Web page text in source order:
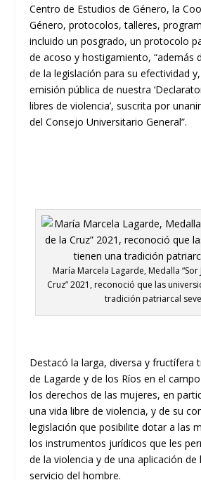
Centro de Estudios de Género, la
Género, protocolos, talleres,
incluido un posgrado, un protocolo
de acoso y hostigamiento, “además
de la legislación para su efectividad y,
emisión pública de nuestra‘
libres de violencia’, suscrita por
del Consejo Universitario General”.
María Marcela Lagarde, Medalla “Sor
Cruz” 2021, reconoció que las
tradición patriarcal
Destacó la larga, diversa y fructífera
de Lagarde y de los Ríos en el
los derechos de las mujeres, en
una vida libre de violencia, y de su
legislación que posibilite dotar a las
losinstrumentos jurídicos que les
de la violencia y de una aplicación de
servicio del hombre.